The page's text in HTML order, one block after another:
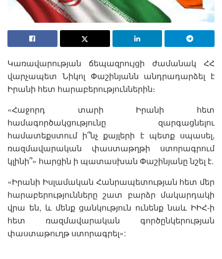
Կառավարության ճեպազրույցի ժամանակ ՀՀ
վարչապետ Նիկոլ Փաշինյանն անդրադարձել է
Իրանի հետ հարաբերություններին։
«Հաջորդ տարի Իրանի հետ
համագործակցությունը զարգացնելու
համատեքստում ի՞նչ քայլերի է պետք սպասել,
ռազմավարական փաստաթղթի ստորագրում
կլինի՞» հարցին ի պատասխան Փաշինյանը նշել է.
«Իրանի Իսլամական Հանրապետության հետ մեր
հարաբերությունները շատ բարձր մակարդակի
վրա են, և մենք ցանկություն ունենք նաև ԻԻՀ-ի
հետ ռազմավարական գործընկերության
փաստաթուղթ ստորագրել»: